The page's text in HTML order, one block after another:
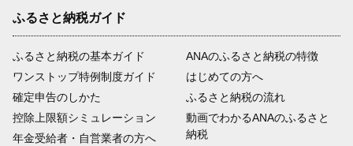
ふるさと納税ガイド
ふるさと納税の基本ガイド
ワンストップ特例制度ガイド
確定申告のしかた
控除上限額シミュレーション
年金受給者・自営業者の方へ
ANAのふるさと納税の特徴
はじめての方へ
ふるさと納税の流れ
動画でわかるANAのふるさと
納税